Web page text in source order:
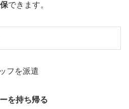
できます。
フを派遣
を持ち帰る